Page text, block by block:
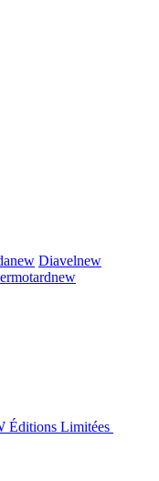
new Diavelnew
new
Éditions Limitées